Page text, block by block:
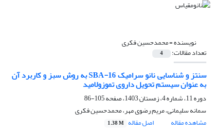
نویسنده =محمدحسین فکری
تعداد مقالات: 4
سنتز و شناسایی نانو سرامیک SBA-16 به روش سبز و کاربرد آن
به عنوان سیستم تحویل داروی تموزولامید
دوره 11، شماره 4، زمستان 1403، صفحه
105-86
سمانه سلیمانی، مریم رضوی مهر، محمدحسین فکری
مشاهده مقاله
اصل مقاله 1.38 M